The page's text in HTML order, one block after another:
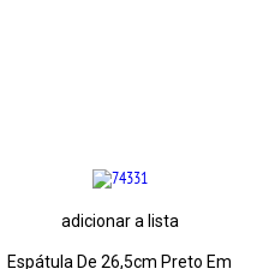
adicionar a lista
Espátula De 26,5cm Preto Em